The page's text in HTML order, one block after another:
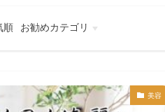
順
お勧めカテゴリ
美容